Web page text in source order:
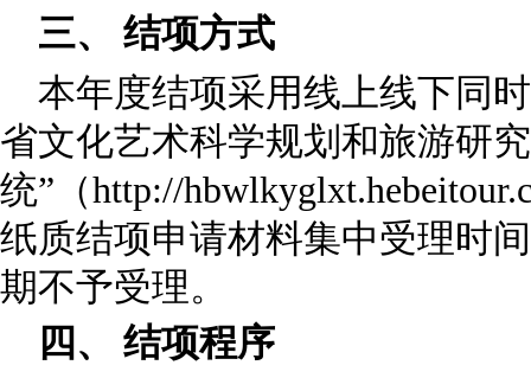
三、 结项方式
本年度结项采用线上线下同
省文化艺术科学规划和旅游研
统”（http://
纸质结项申请材料集中受理时
期不予受理。
四、 结项程序